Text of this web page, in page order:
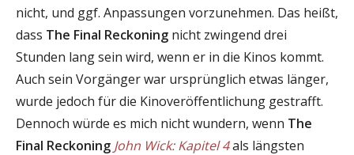
nicht, und ggf. Anpassungen vorzunehmen. Das heißt,
dass The Final Reckoning nicht zwingend drei
Stunden lang sein wird, wenn er in die Kinos kommt.
Auch sein Vorgänger war ursprünglich etwas länger,
wurde jedoch für die Kinoveröffentlichung gestrafft.
Dennoch würde es mich nicht wundern, wenn The
Final Reckoning John Wick: Kapitel 4als längsten